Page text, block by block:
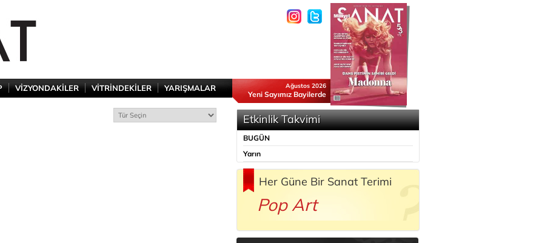
VİZYONDAKİLER VİTRİNDEKİLER YARIŞMALAR Ağustos 2026
Yeni Sayımız Bayilerde
Etkinlik Takvimi
BUGÜN
Yarın
Her Güne Bir Sanat Terimi
Pop Art